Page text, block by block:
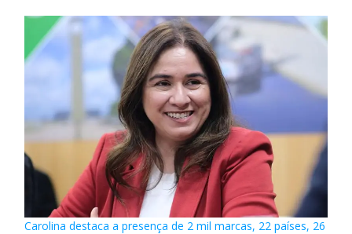
Carolina destaca a presença de 2 mil marcas, 22 países, 26